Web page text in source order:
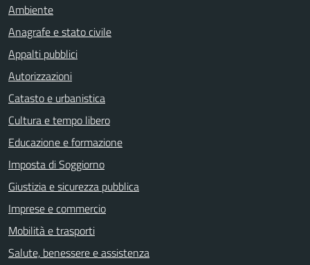
Ambiente
Anagrafe e stato civile
Appalti pubblici
Autorizzazioni
Catasto e urbanistica
Cultura e tempo libero
Educazione e formazione
Imposta di Soggiorno
Giustizia e sicurezza pubblica
Imprese e commercio
Mobilità e trasporti
Salute, benessere e assistenza